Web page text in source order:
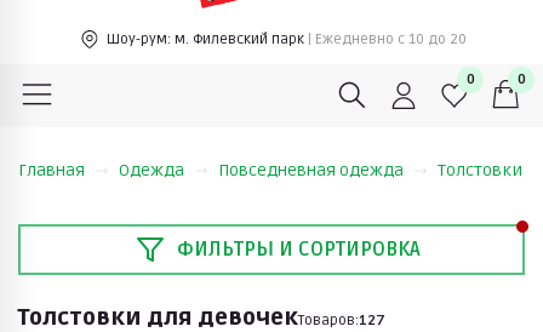
Шоу-рум: м. Филевский парк | Ежедневно c 10 до 20
0 0
Главная Одежда Повседневная одежда Толстовки
ФИЛЬТРЫ И СОРТИРОВКА
Толстовки для девочекТоваров:127